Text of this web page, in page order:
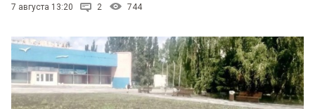
7 августа 13:20 2 744